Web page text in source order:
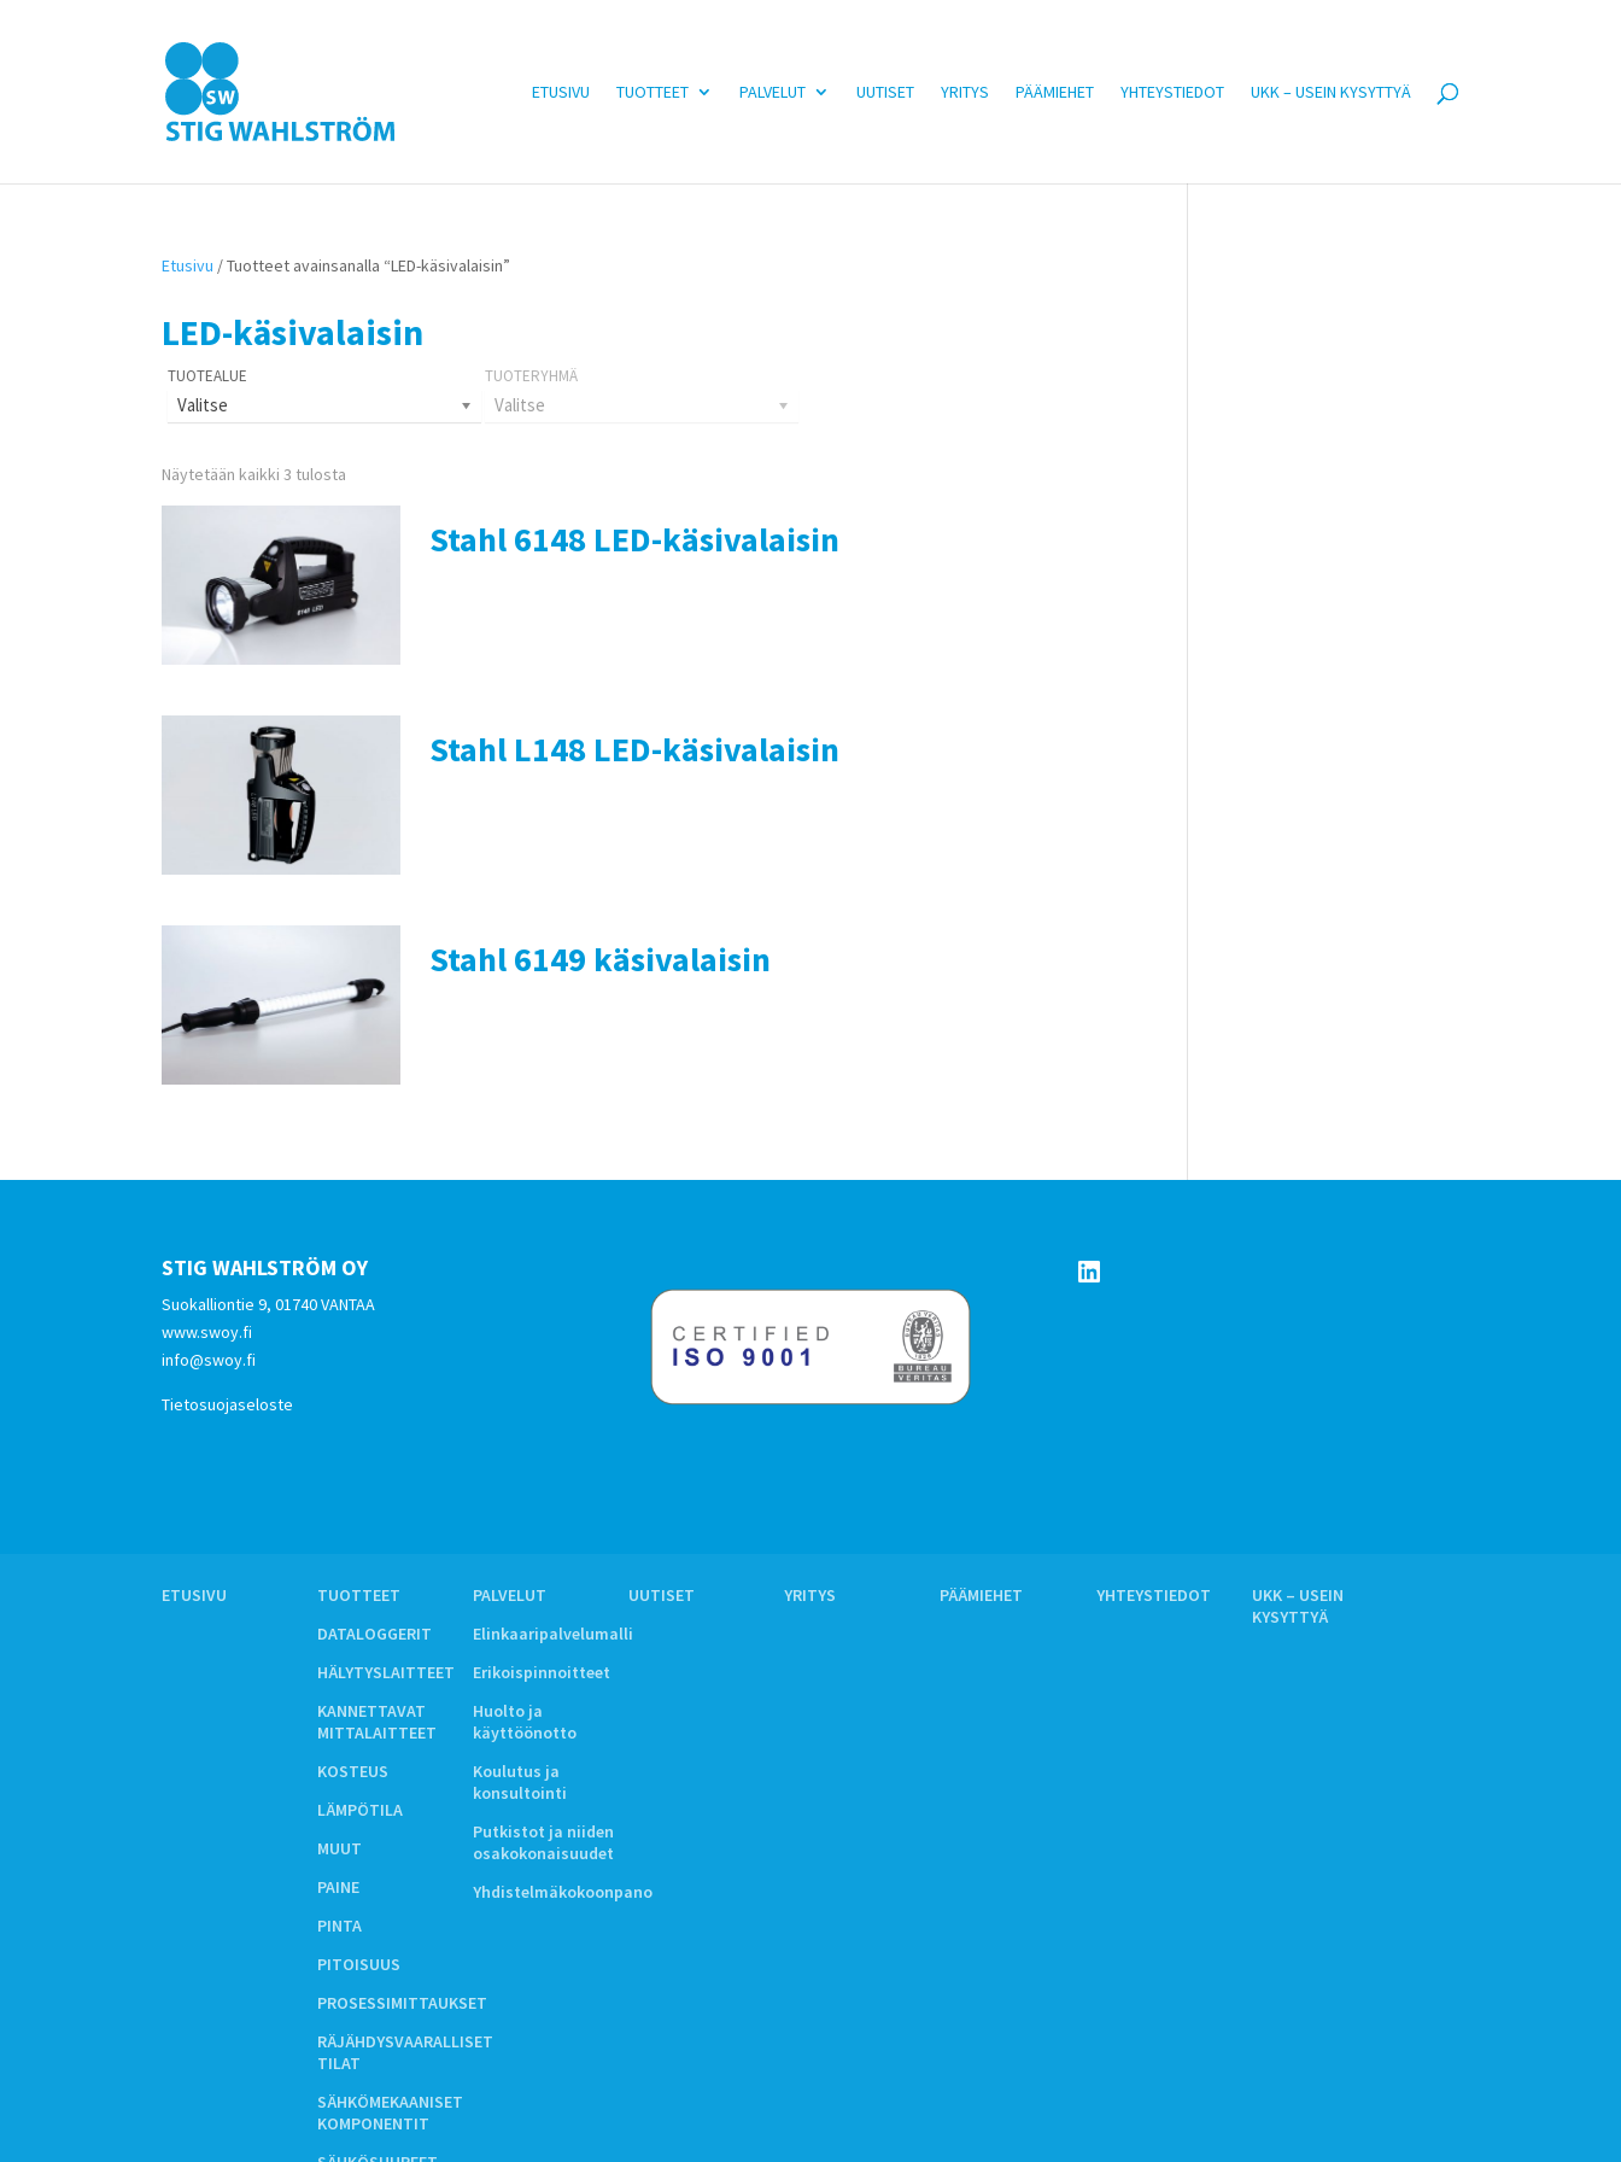
ETUSIVU TUOTTEET PALVELUT UUTISET YRITYS PÄÄMIEHET YHTEYSTIEDOT UKK – USEIN KYSYTTYÄ
Etusivu / Tuotteet avainsanalla “LED-käsivalaisin”
LED-käsivalaisin
Valitse Valitse
Näytetään kaikki 3 tulosta
Stahl 6148 LED-käsivalaisin
Stahl L148 LED-käsivalaisin
Stahl 6149 käsivalaisin
STIG WAHLSTRÖM OY
Suokalliontie 9, 01740 VANTAA
www.swoy.fi
info@swoy.fi
Tietosuojaseloste
LinkedIn
ETUSIVU
TUOTTEET
DATALOGGERIT
HÄLYTYSLAITTEET
KANNETTAVAT
MITTALAITTEET
KOSTEUS
LÄMPÖTILA
MUUT
PAINE
PINTA
PITOISUUS
PROSESSIMITTAUKSET
RÄJÄHDYSVAARALLISET
TILAT
SÄHKÖMEKAANISET
KOMPONENTIT
PALVELUT
Elinkaaripalvelumalli
Erikoispinnoitteet
Huolto ja
käyttöönotto
Koulutus ja
konsultointi
Putkistot ja niiden
osakokonaisuudet
Yhdistelmäkokoonpano
UUTISET YRITYS PÄÄMIEHET YHTEYSTIEDOT
UKK – USEIN
KYSYTTYÄ